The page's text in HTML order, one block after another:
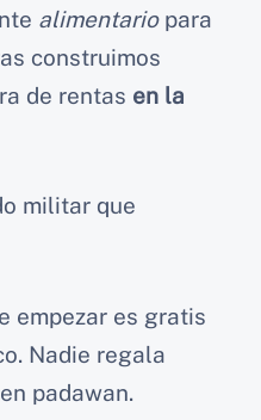
alimentariopara
construimos
de rentas en la
militar que
empezar es gratis
Nadie regala
padawan.